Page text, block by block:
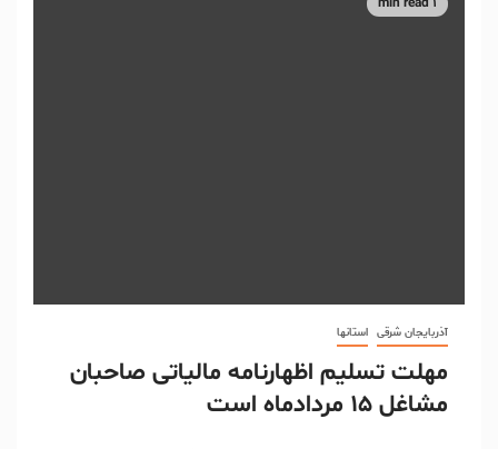
آذربایجان شرقی استانها
مهلت تسلیم اظهارنامه مالیاتی صاحبان
مشاغل ۱۵ مردادماه است